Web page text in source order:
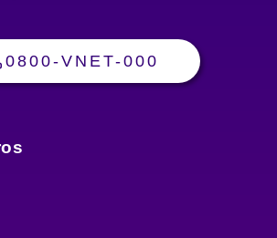
0800-VNET-000